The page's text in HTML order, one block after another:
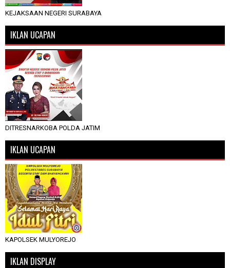
KEJAKSAAN NEGERI SURABAYA
IKLAN UCAPAN
DITRESNARKOBA POLDA JATIM
IKLAN UCAPAN
KAPOLSEK MULYOREJO
IKLAN DISPLAY